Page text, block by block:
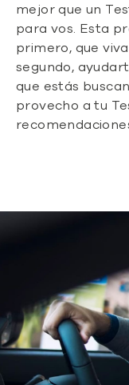
mejor que un
para vos. Esta
primero, que
segundo,
que estás
provecho a tu